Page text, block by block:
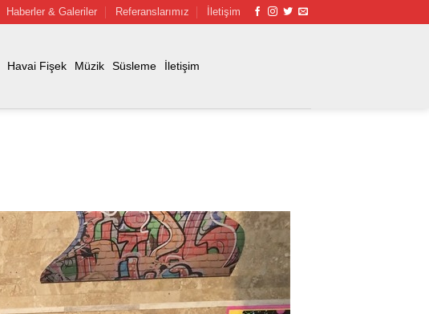
Haberler & Galeriler Referanslarımız İletişim
Havai Fişek Müzik Süsleme İletişim